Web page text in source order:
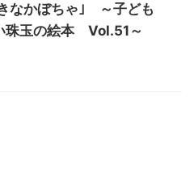
なかぼちゃ｣ ～子ども
珠玉の絵本 Vol.51～